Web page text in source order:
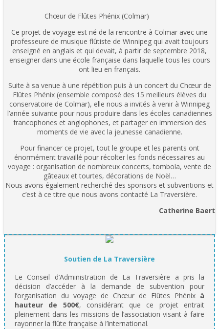
Chœur de Flûtes Phénix (Colmar)
Ce projet de voyage est né de la rencontre à Colmar avec une
professeure de musique flûtiste de Winnipeg qui avait toujours
enseigné en anglais et qui devait, à partir de septembre 2018,
enseigner dans une école française dans laquelle tous les cours
ont lieu en français.
Suite à sa venue à une répétition puis à un concert du Chœur de
Flûtes Phénix (ensemble composé des 15 meilleurs élèves du
conservatoire de Colmar), elle nous a invités à venir à Winnipeg
l’année suivante pour nous produire dans les écoles canadiennes
francophones et anglophones, et partager en immersion des
moments de vie avec la jeunesse canadienne.
Pour financer ce projet, tout le groupe et les parents ont
énormément travaillé pour récolter les fonds nécessaires au
voyage : organisation de nombreux concerts, tombola, vente de
gâteaux et tourtes, décorations de Noël…
Nous avons également recherché des sponsors et subventions et
c’est à ce titre que nous avons contacté La Traversière.
Catherine Baert
Soutien de La Traversière
Le Conseil d’Administration de La Traversière a pris la
décision d’accéder à la demande de subvention pour
l’organisation du voyage de Chœur de Flûtes Phénix à
hauteur de 500€, considérant que ce projet entrait
pleinement dans les missions de l’association visant à faire
rayonner la flûte française à l’international.